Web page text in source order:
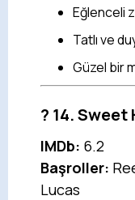
Eğlenceli
Tatlı ve
Güzel bir
? 14. Sweet
IMDb: 6.2
Başroller:
Lucas